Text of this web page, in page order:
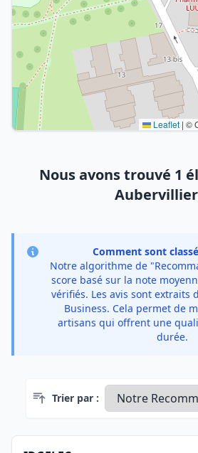
Leaflet | ©
Nous avons trouvé 1
Comment sont
Notre algorithme de
score basé sur la note
vérifiés. Les avis sont extraits
Business. Cela permet de
artisans qui offrent une
durée.
Trier par :